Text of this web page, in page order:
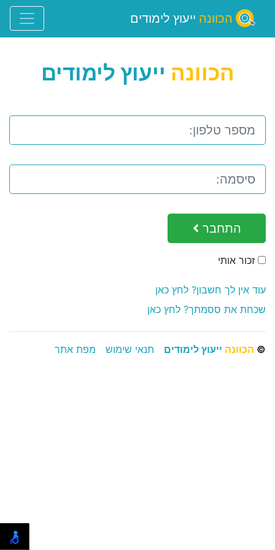
הכוונה ייעוץ לימודים
הכוונה ייעוץ לימודים
התחבר
זכור אותי
עוד אין לך חשבון? לחץ כאן
שכחת את ססמתך? לחץ כאן
© הכוונה ייעוץ לימודים תנאי שימוש מפת אתר